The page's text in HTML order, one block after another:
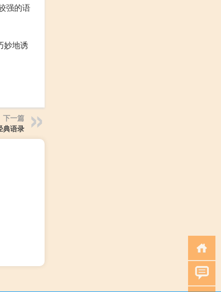
强的语
妙地诱
下一篇
典语录